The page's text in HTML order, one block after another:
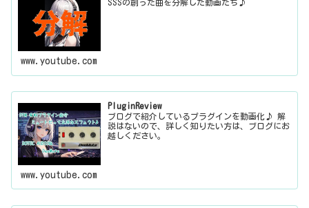
SSSの創った曲を分解した動画たち♪
www.youtube.com
PluginReview
ブログで紹介しているプラグインを動画化♪ 解
説はないので、詳しく知りたい方は、ブログにお
越しください。
www.youtube.com